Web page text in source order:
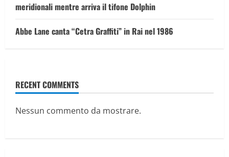
meridionali mentre arriva il tifone Dolphin
Abbe Lane canta “Cetra Graffiti” in Rai nel 1986
RECENT COMMENTS
Nessun commento da mostrare.